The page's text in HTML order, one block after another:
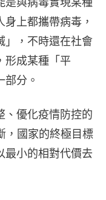
身上都攜帶病毒，
」，不時還在社會
形成某種「平
分。
、優化疫情防控的
，國家的終極目標
最小的相對代價去